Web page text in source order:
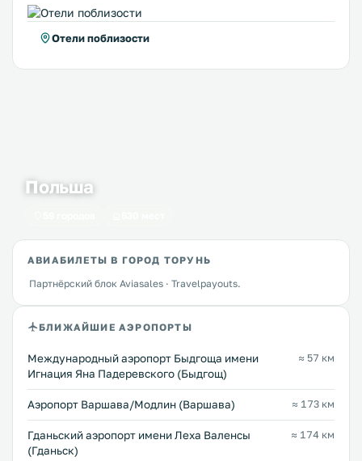
Отели поблизости
Польша
АВИАБИЛЕТЫ В ГОРОД ТОРУНЬ
Партнёрский блок Aviasales · Travelpayouts.
БЛИЖАЙШИЕ АЭРОПОРТЫ
Международный аэропорт Быдгоща имени
Игнация Яна Падеревского (Быдгощ)
≈ 57 км
Аэропорт Варшава/Модлин (Варшава) ≈ 173 км
Гданьский аэропорт имени Леха Валенсы
(Гданьск)
≈ 174 км